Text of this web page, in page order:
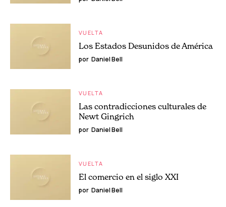
VUELTA
Los Estados Desunidos de América
por Daniel Bell
VUELTA
Las contradicciones culturales de
Newt Gingrich
por Daniel Bell
VUELTA
El comercio en el siglo XXI
por Daniel Bell